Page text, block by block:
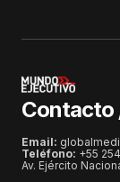
Contacto
Email:
Teléfono: +55
Av. Ejército